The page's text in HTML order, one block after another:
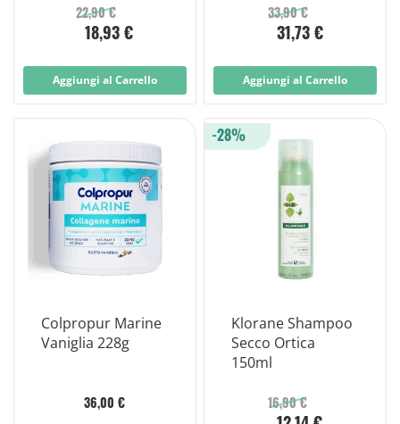
Intestinale
22,90 €
18,93 €
Aggiungi al Carrello
33,90 €
31,73 €
Aggiungi al Carrello
Colpropur Marine
Vaniglia 228g
36,00 €
Klorane Shampoo
Secco Ortica
150ml
16,90 €
-28%